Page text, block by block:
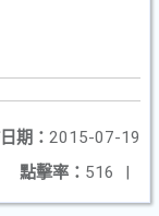
期： 2015-07-19
點擊率： 516 |